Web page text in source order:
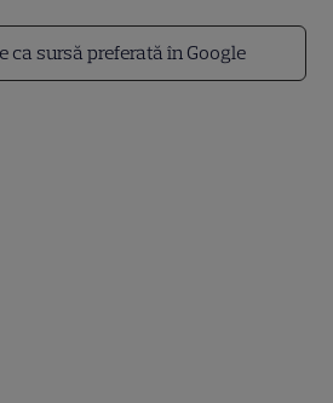
ca sursă preferată în Google